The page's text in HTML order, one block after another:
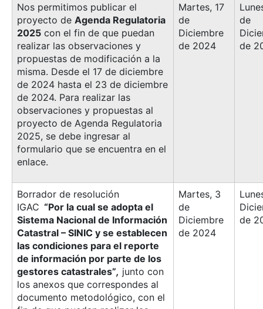
Nos permitimos publicar el
proyecto de Agenda Regulatoria
2025 con el fin de que puedan
realizar las observaciones y
propuestas de modificación a la
misma. Desde el 17 de diciembre
de 2024 hasta el 23 de diciembre
de 2024. Para realizar las
observaciones y propuestas al
proyecto de Agenda Regulatoria
2025, se debe ingresar al
formulario que se encuentra en el
enlace.
Martes, 17
de
Diciembre
de 2024
de
de
Borrador de resolución
IGAC “Por la cual se adopta el
Sistema Nacional de Información
Catastral – SINIC y se establecen
las condiciones para el reporte
de información por parte de los
gestores catastrales”, junto con
los anexos que correspondes al
documento metodológico, con el
Martes, 3
de
Diciembre
de 2024
de